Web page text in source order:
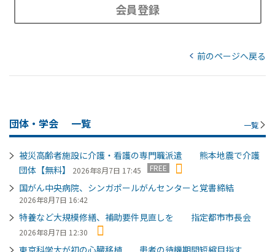
会員登録
前のページへ戻る
団体・学会 一覧 一覧
被災高齢者施設に介護・看護の専門職派遣 熊本地震で介護
団体【無料】
2026年8月7日 17:45 FREE
国がん中央病院、シンガポールがんセンターと覚書締結
2026年8月7日 16:42
特養など大規模修繕、補助要件見直しを 指定都市市長会
2026年8月7日 12:30
東京科学大が初の心臓移植 患者の待機期間短縮目指す